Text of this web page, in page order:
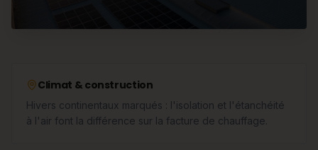
Climat & construction
Hivers continentaux marqués : l'isolation et l'étanchéité
à l'air font la différence sur la facture de chauffage.